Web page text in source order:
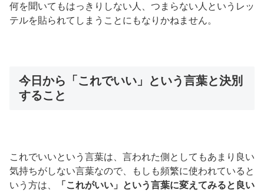
何を聞いてもはっきりしない人、つまらない人というレッ
テルを貼られてしまうことにもなりかねません。
今日から「これでいい」という言葉と決別
すること
これでいいという言葉は、言われた側としてもあまり良い
気持ちがしない言葉なので、もしも頻繁に使われていると
いう方は、
「これがいい」という言葉に変えてみると良い